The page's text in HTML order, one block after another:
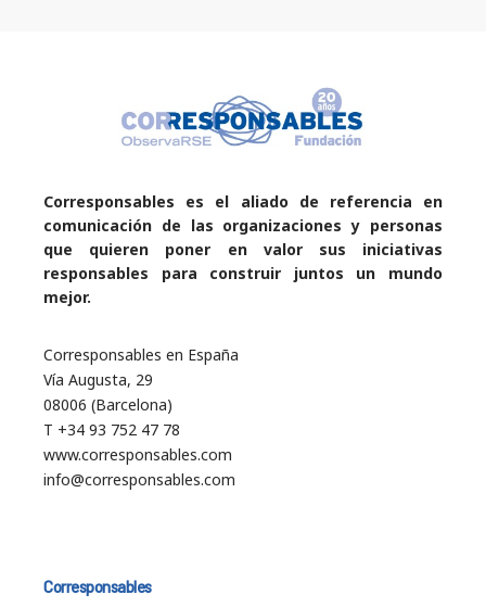
Corresponsables es el aliado de referencia en
comunicación de las organizaciones y personas
que quieren poner en valor sus iniciativas
responsables para construir juntos un mundo
mejor.
Corresponsables en España
Vía Augusta, 29
08006 (Barcelona)
T +34 93 752 47 78
www.corresponsables.com
info@corresponsables.com
Corresponsables